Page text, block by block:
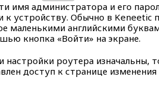
имя администратора и его
к устройству. Обычно в Keneetic
маленькими английскими
кнопка «Войти» на экране.
настройки роутера изначальны,
доступ к странице